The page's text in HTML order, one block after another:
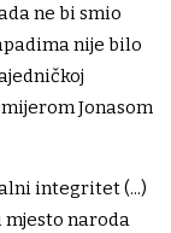
ne bi smio
nije bilo
Jonasom
integritet (...)
naroda